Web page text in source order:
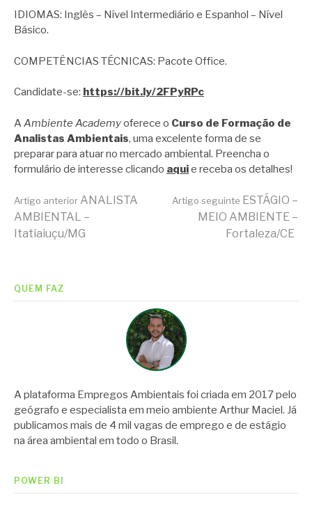
IDIOMAS: Inglês – Nível Intermediário e Espanhol – Nível
Básico.
COMPETÊNCIAS TÉCNICAS: Pacote Office.
Candidate-se: https://bit.ly/2FPyRPc
AAmbiente Academyoferece o Curso de Formação de
Analistas Ambientais, uma excelente forma de se
preparar para atuar no mercado ambiental. Preencha o
formulário de interesse clicando aquie receba os detalhes!
Continue
Artigo anterior ANALISTA
AMBIENTAL –
Itatiaiuçu/MG
Artigo seguinte ESTÁGIO –
MEIO AMBIENTE –
Fortaleza/CE
QUEM FAZ
A plataforma Empregos Ambientais foi criada em 2017 pelo
geógrafo e especialista em meio ambiente Arthur Maciel. Já
publicamos mais de 4 mil vagas de emprego e de estágio
na área ambiental em todo o Brasil.
POWER BI